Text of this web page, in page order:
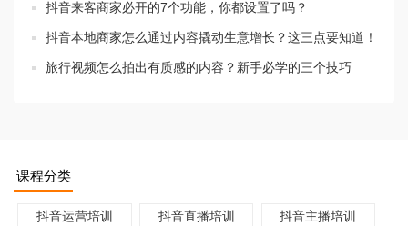
抖音来客商家必开的7个功能，你都设置了吗？
抖音本地商家怎么通过内容撬动生意增长？这三点要知道！
旅行视频怎么拍出有质感的内容？新手必学的三个技巧
课程分类
抖音运营培训 抖音直播培训 抖音主播培训